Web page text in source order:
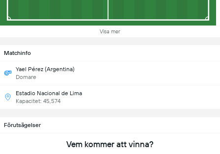
Visa mer
Matchinfo
Yael Pérez (Argentina)
Domare
Estadio Nacional de Lima
Kapacitet: 45,574
Förutsägelser
Vem kommer att vinna?